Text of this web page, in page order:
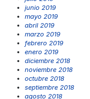
junio 2019
mayo 2019
abril 2019
marzo 2019
febrero 2019
enero 2019
diciembre 2018
noviembre 2018
octubre 2018
septiembre 2018
agosto 2018